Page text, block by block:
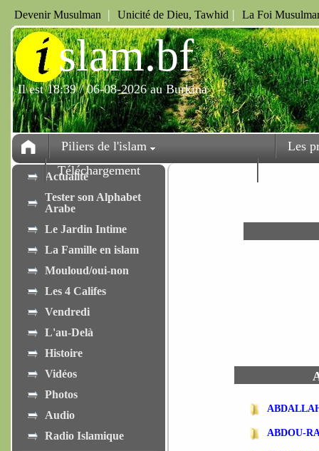
Devenir Musulman | Unicité de Dieu, Tawhid | La Foi
islam.bf
Il est 18:39 / 06-08-2026 au Burkina
Piliers de l'islam
Les
Téléchargement
Actualité
Tester son Alphabet
Arabe
Le Jardin Intime
La Famille en islam
Mouloud/oui-non
Les 4 Califes
Vendredi
L'au-Delà
Histoire
Vidéos
Photos
Audio
Radio Islamique
ABDOU-